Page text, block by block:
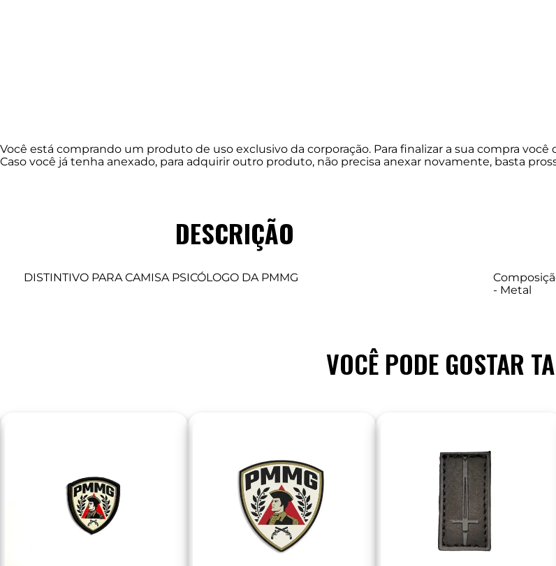
Você está comprando um produto de uso exclusivo da corporação. Para finalizar a sua compra
Caso você já tenha anexado, para adquirir outro produto, não precisa anexar novamente, basta
DESCRIÇÃO
DISTINTIVO PARA CAMISA PSICÓLOGO DA PMMG
- Metal
VOCÊ PODE GOSTAR